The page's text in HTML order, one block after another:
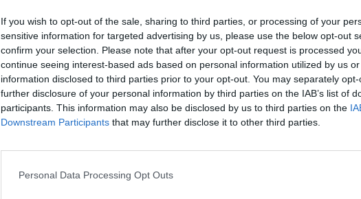
If you wish to opt-out of the sale, sharing to third parties, or processing of your
sensitive information for targeted advertising by us, please use the below opt-out
confirm your selection. Please note that after your opt-out request is processed
continue seeing interest-based ads based on personal information utilized by us
information disclosed to third parties prior to your opt-out. You may separately
further disclosure of your personal information by third parties on the IAB’s list of
participants. This information may also be disclosed by us to third parties on the
Downstream Participants that may further disclose it to other third parties.
Personal Data Processing Opt Outs